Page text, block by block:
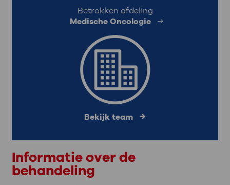
Betrokken afdeling
Medische Oncologie
Bekijk team
Informatie over de
behandeling